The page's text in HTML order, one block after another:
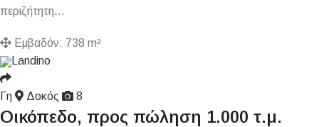
περιζήτητη…
Εμβαδόν: 738 m²
Landino
Γη Δοκός 8
Οικόπεδο, προς πώληση 1.000 τ.μ.